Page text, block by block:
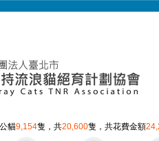
貓9,154隻，共20,600隻，共花費金額